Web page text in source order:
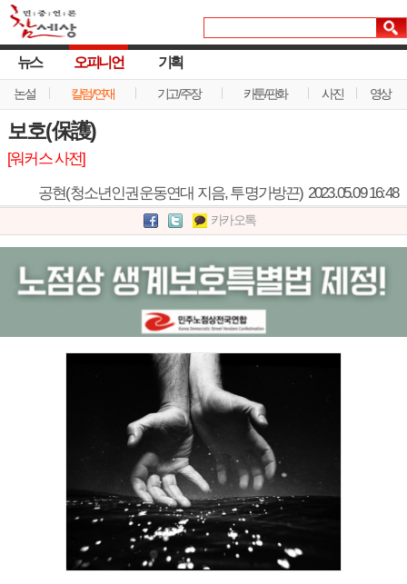
뉴스 오피니언
논설 칼럼/연재 기고/주장 카툰/판화 사진 영상
기획
보호(保護)
[워커스 사전]
공현(청소년인권운동연대 지음, 투명가방끈) 2023.05.09 16:48
카카오톡